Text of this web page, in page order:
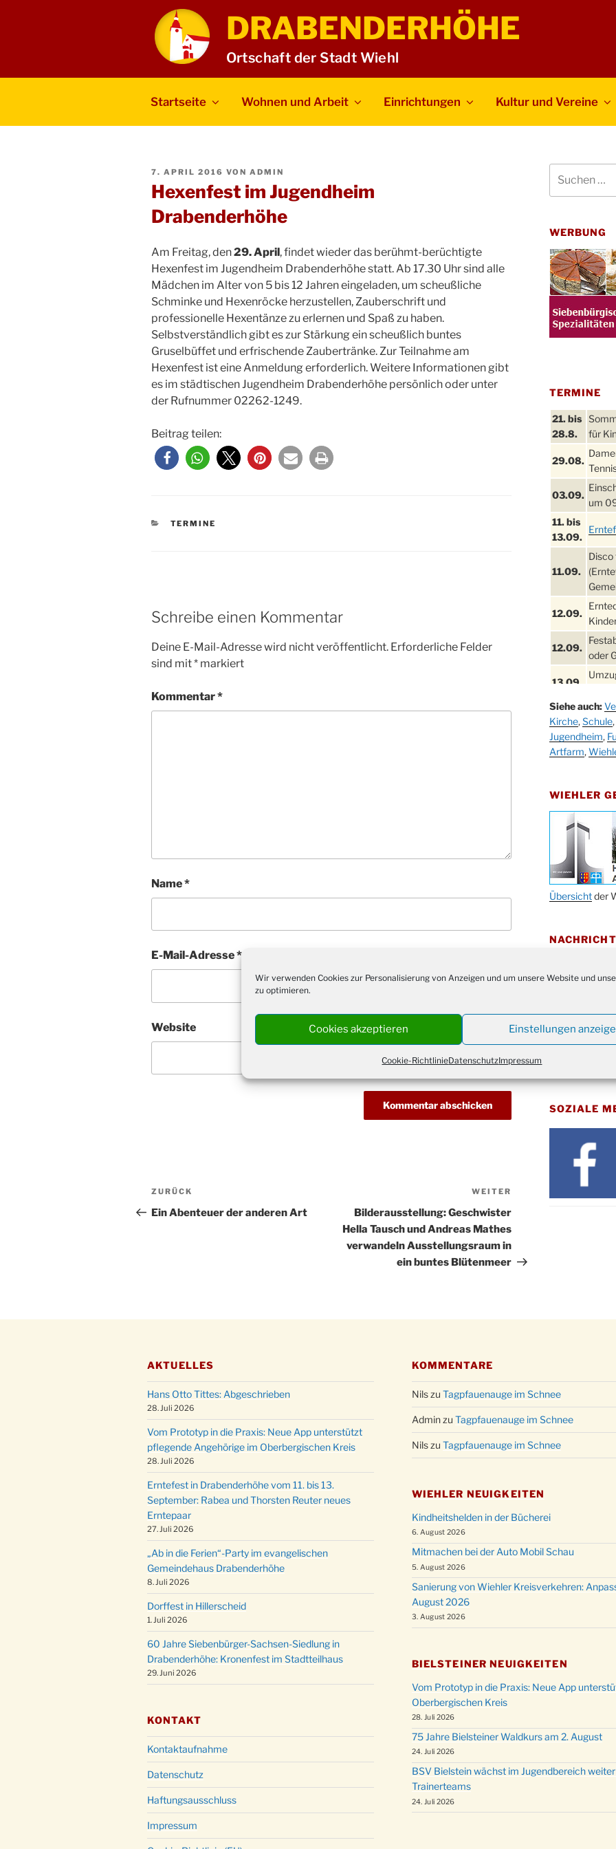
Wir verwenden Cookies zur Personalisierung von Anzeigen und um unsere Website und
zu optimieren.
Cookies akzeptieren Einstellungen
Cookie-RichtlinieDatenschutzImpressum
DRABENDERHÖHE
Ortschaft der Stadt Wiehl
Startseite Wohnen und Arbeit Einrichtungen Kultur und Vereine
VERÖFFENTLICHT
7. APRIL 2016 VON ADMIN
Hexenfest im Jugendheim
Drabenderhöhe
Am Freitag, den29. April, findet wieder das berühmt-berüchtigte
Hexenfest im Jugendheim Drabenderhöhe statt. Ab 17.30 Uhr sind alle
Mädchen im Alter von 5 bis 12 Jahren eingeladen, um scheußliche
Schminke und Hexenröcke herzustellen, Zauberschrift und
professionelle Hexentänze zu erlernen und Spaß zu haben.
Selbstverständlich gibt es zur Stärkung ein scheußlich buntes
Gruselbüffet und erfrischende Zaubertränke. Zur Teilnahme am
Hexenfest ist eine Anmeldung erforderlich. Weitere Informationen gibt
es im städtischen Jugendheim Drabenderhöhe persönlich oder unter
der Rufnummer 02262-1249.
Beitrag teilen:
KATEGORIEN
TERMINE
Schreibe einen Kommentar
Deine E-Mail-Adresse wird nicht veröffentlicht. Erforderliche Felder
sind mit* markiert
Kommentar*
Name*
E-Mail-Adresse*
Website
Beitragsnavigation
Vorheriger
Beitrag
ZURÜCK
Ein Abenteuer der anderen Art
Beitrag
WEITER
Bilderausstellung: Geschwister
Hella Tausch und Andreas Mathes
verwandeln Ausstellungsraum in
ein buntes Blütenmeer
nach:
WERBUNG
TERMINE
21. bis
28.8.
für
29.08.
03.09.
um
11. bis
13.09.
11.09.
Disco
12.09.
12.09.
oder
13.09.
19.09.
25. u.
26.09.
10-12
09.10.
10.10.
18:00
11.10.
29.10.
31.10.
St.
17:00
21.11.
10-12
20.12.
24.12.
24.12.
Uhr
24.12.
31.12.
Siehe auch:
Kirche,Schule,
Jugendheim,
Artfarm,
WIEHLER
Übersichtder
Archiv
SOZIALE
AKTUELLES
Hans Otto Tittes: Abgeschrieben
28. Juli 2026
Vom Prototyp in die Praxis: Neue App unterstützt
pflegende Angehörige im Oberbergischen Kreis
28. Juli 2026
Erntefest in Drabenderhöhe vom 11. bis 13.
September: Rabea und Thorsten Reuter neues
Erntepaar
27. Juli 2026
„Ab in die Ferien“-Party im evangelischen
Gemeindehaus Drabenderhöhe
8. Juli 2026
Dorffest in Hillerscheid
1. Juli 2026
60 Jahre Siebenbürger-Sachsen-Siedlung in
Drabenderhöhe: Kronenfest im Stadtteilhaus
29. Juni 2026
KONTAKT
Kontaktaufnahme
Datenschutz
Haftungsausschluss
Impressum
KOMMENTARE
Nilszu Tagpfauenauge im Schnee
Adminzu Tagpfauenauge im Schnee
Nilszu Tagpfauenauge im Schnee
WIEHLER NEUIGKEITEN
Kindheitshelden in der Bücherei
6. August 2026
Mitmachen bei der Auto Mobil Schau
5. August 2026
Sanierung von Wiehler Kreisverkehren:
August 2026
3. August 2026
BIELSTEINER NEUIGKEITEN
Vom Prototyp in die Praxis: Neue App
Oberbergischen Kreis
28. Juli 2026
75 Jahre Bielsteiner Waldkurs am 2. August
24. Juli 2026
BSV Bielstein wächst im Jugendbereich
Trainerteams
24. Juli 2026